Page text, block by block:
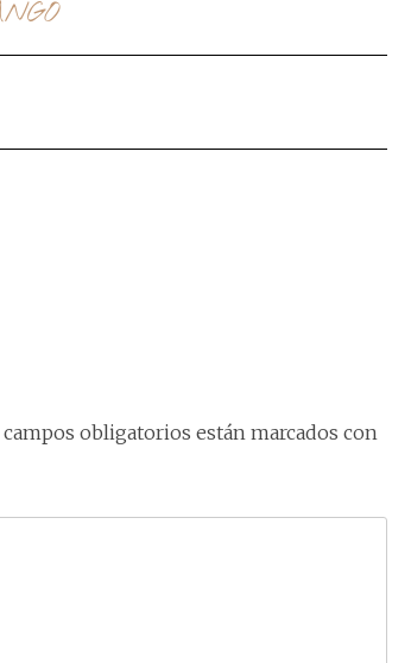
obligatorios están marcados con